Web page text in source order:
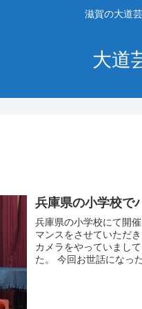
滋賀の大道
大道
兵庫県の小学校で
兵庫県の小学校にて開
マンスをさせていただ
カメラをやっていまし
た。 今回お世話になっ